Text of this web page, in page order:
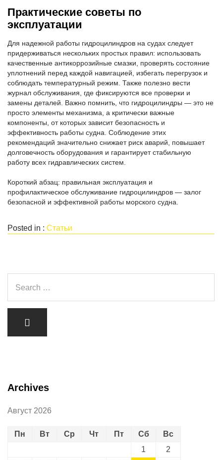
Практические советы по
эксплуатации
Для надежной работы гидроцилиндров на судах следует
придерживаться нескольких простых правил: использовать
качественные антикоррозийные смазки, проверять состояние
уплотнений перед каждой навигацией, избегать перегрузок и
соблюдать температурный режим. Также полезно вести
журнал обслуживания, где фиксируются все проверки и
замены деталей. Важно помнить, что гидроцилиндры — это не
просто элементы механизма, а критически важные
компоненты, от которых зависит безопасность и
эффективность работы судна. Соблюдение этих
рекомендаций значительно снижает риск аварий, повышает
долговечность оборудования и гарантирует стабильную
работу всех гидравлических систем.
Короткий абзац: правильная эксплуатация и
профилактическое обслуживание гидроцилиндров — залог
безопасной и эффективной работы морского судна.
Posted in : Статьи
Archives
Август 2026
Пн Вт Ср Чт Пт Сб
Вс
1
2